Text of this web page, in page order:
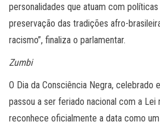
personalidades que atuam com
preservação das tradições afro-
racismo”, finaliza o parlamentar.
Zumbi
O Dia da Consciência Negra, celebrado
passou a ser feriado nacional com a Lei
reconhece oficialmente a data como